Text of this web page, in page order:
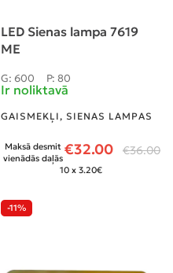
LED Sienas lampa 7619
ME
G: 600 P: 80
Ir noliktavā
GAISMEKĻI, SIENAS LAMPAS
€32.00 €36.00
Maksā desmit
vienādās daļās
10 x 3.20€
-11%